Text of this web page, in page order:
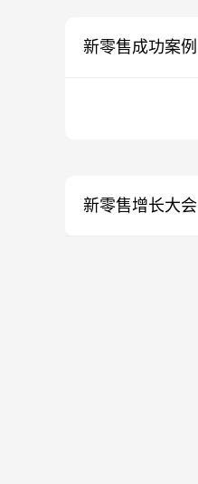
新零售成功案例
新零售增长大会